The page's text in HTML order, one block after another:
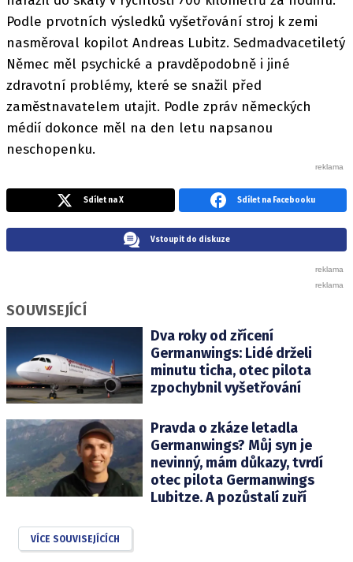
Podle prvotních výsledků vyšetřování stroj k zemi
nasměroval kopilot Andreas Lubitz. Sedmadvacetiletý
Němec měl psychické a pravděpodobně i jiné
zdravotní problémy, které se snažil před
zaměstnavatelem utajit. Podle zpráv německých
médií dokonce měl na den letu napsanou
neschopenku.
Sdílet na X Sdílet na Facebooku
Vstoupit do diskuze
SOUVISEJÍCÍ
Dva roky od zřícení
Germanwings: Lidé drželi
minutu ticha, otec pilota
zpochybnil vyšetřování
Pravda o zkáze letadla
Germanwings? Můj syn je
nevinný, mám důkazy, tvrdí
otec pilota Germanwings
Lubitze. A pozůstalí zuří
VÍCE SOUVISEJÍCÍCH